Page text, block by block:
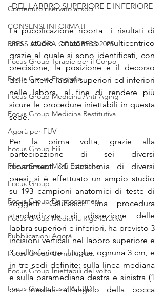
Contenuto riservato ai soci
CONSENSI INFORMATI
PRESS AGORA CONGRESS 2025
Focus Group Terapie per il Corpo
Focus Group Ecografia
Focus Group Medicina Anti-Aging
Focus Group Medicina Restitutiva
Agorà per FUV
Focus Group Fili
Focus Group M&C Estetiche
Focus Group
Focus Group Dermocosmesi
Focus Group Medicina Rigenerativa
Pubblicazioni Agorà
Focus Group Complicanze
Focus Group Iniettabili del volto
Focus Group Laser & EBD
DEL LABBRO SUPERIORE E INFERIORE
La pubblicazione riporta  i risultati di
uno studio anatomico multicentrico
grazie al quale si sono identificati, con
precisione, la posizione e il decorso
delle arterie labiali superiori ed inferiori
nelle labbra, al fine di rendere più
sicure le procedure iniettabili in questa
sede.
Per la prima volta, grazie alla
partecipazione di sei diversi
dipartimenti di anatomia di diversi
paesi, si è effettuato un ampio studio
su 193 campioni anatomici di teste di
soggetti Caucasici: una procedura
standardizzata di dissezione delle
labbra superiori e inferiori, ha previsto 3
incisioni verticali nel labbro superiore e
3 nell’inferiore  lunghe, ognuna 3 cm, e
in tre sedi definite: sulla linea mediana
e sulla paramediana destra e sinistra (1
cm mediali all’angolo della bocca